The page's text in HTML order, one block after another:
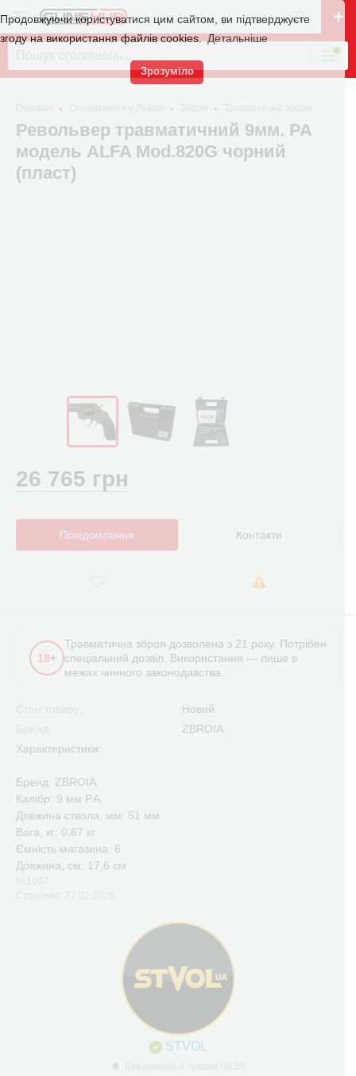
Продовжуючи користуватися цим сайтом, ви підтверджуєте
згоду на використання файлів cookies.
Детальніше
Зрозуміло
Револьвер травматичний 9мм. РА
модель ALFA Mod.820G чорний
(пласт)
26 765 грн
Повідомлення Контакти
18+
Травматична зброя дозволена з 21 року. Потрібен
спеціальний дозвіл. Використання — лише в
межах чинного законодавства.
Новий
ZBROIA
Характеристики:
Бренд: ZBROIA
Калібр: 9 мм Р.А.
Довжина ствола, мм: 51 мм
Вага, кг: 0,67 кг
Ємність магазина: 6
Довжина, см: 17,6 см
STVOL